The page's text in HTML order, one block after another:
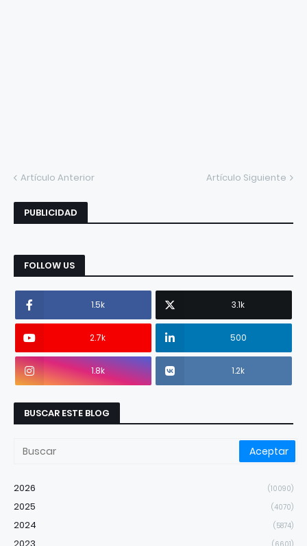
Artículo Anterior Artículo Siguiente
PUBLICIDAD
FOLLOW US
1.5k 3.1k
2.7k 500
1.8k 1.2k
BUSCAR ESTE BLOG
2026 (10090)
2025 (4070)
2024 (5874)